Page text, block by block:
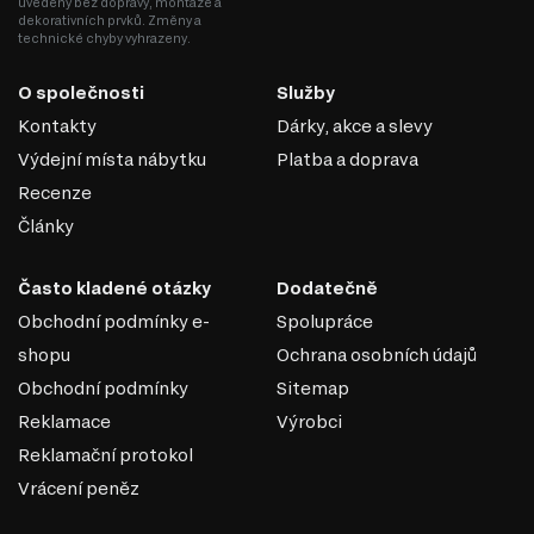
dřevo dodává nábytku na odolnosti a stylovosti.
Pokud hledáte způsob, jak oživit svůj domov, moderní styl
nábytek s industriálními prvky nebo přírodními doplňky,
což podtrhne jeho jedinečnost a vytvoří příjemnou
atmosféru. Nezapomeňte také na doplňky, jako jsou
minimalistické lampy nebo umělecké obrazy, které
užijte si krásu moderního designu ve vašem domově!
dekorativních prvků. Změny a
technické chyby vyhrazeny.
O společnosti
Kontakty
Výdejní místa nábytku
Recenze
Články
Služby
Dárky, akce a slevy
Platba a doprava
Často kladené otázky
Obchodní podmínky e-
shopu
Obchodní podmínky
Reklamace
Reklamační protokol
Vrácení peněz
Dodatečně
Spolupráce
Ochrana osobních údajů
Sitemap
Výrobci